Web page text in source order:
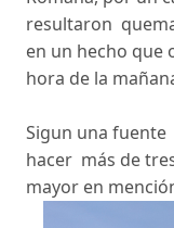
resultaron
en un hecho que
hora de la
Sigun una fuente
hacer más de
mayor en